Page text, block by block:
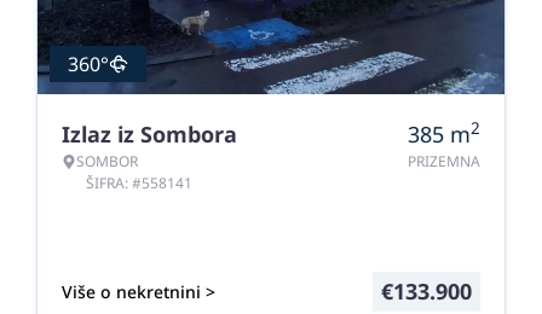
360°
Izlaz iz Sombora
SOMBOR
ŠIFRA: #558141
385 m2
PRIZEMNA
Više o nekretnini > €133.900